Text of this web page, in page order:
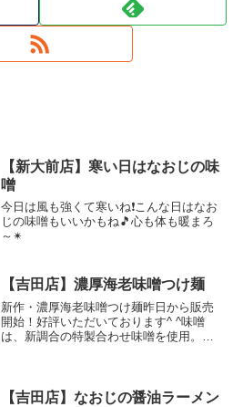
【新大前店】寒い日はなおじの味
噌
今日は風も強くて寒いね❗こんな日はなお
じの味噌もいいかもね🎵心も体も暖まろ
～✴
【吉田店】濃厚海老味噌つけ麺
新作・濃厚海老味噌つけ麺昨日から販売
開始！好評いただいております^ ^味噌
は、新調合の特製合わせ味噌を使用。深
【吉田店】なおじの醤油ラーメン